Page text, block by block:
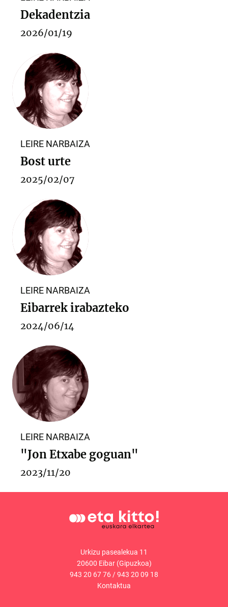
Dekadentzia
2026/01/19
LEIRE NARBAIZA
Bost urte
2025/02/07
LEIRE NARBAIZA
Eibarrek irabazteko
2024/06/14
LEIRE NARBAIZA
"Jon Etxabe goguan"
2023/11/20
Urkizu pasealekua 11
20600 Eibar (Gipuzkoa)
943 20 67 76 /943 20 09 18
Kontaktua